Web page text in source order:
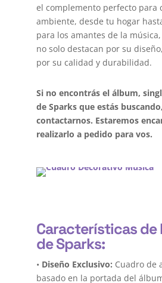
el complemento perfecto para
ambiente, desde tu hogar
para los amantes de la
no solo destacan por su
por su calidad y durabilidad.
Si no encontrás el álbum,
de Sparks que estás
contactarnos. Estaremos
realizarlo a pedido para vos.
Características de
de Sparks:
• Diseño Exclusivo: Cuadro de
basado en la portada del